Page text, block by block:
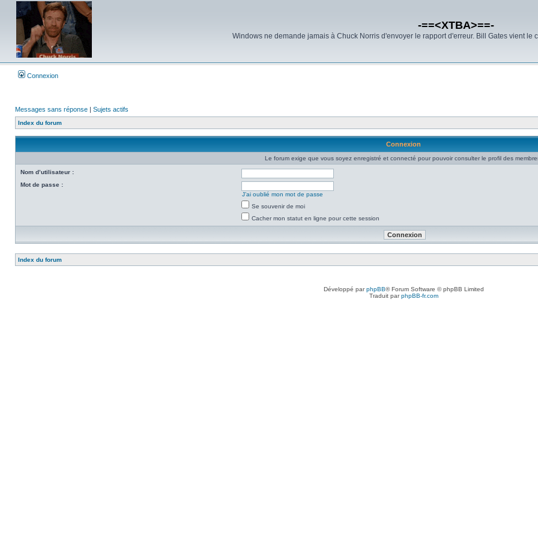
-==<XTBA>==-
Windows ne demande jamais à Chuck Norris d'envoyer le rapport d'erreur. Bill Gates vient le
Connexion
Messages sans réponse | Sujets actifs
Index du forum
Connexion
Le forum exige que vous soyez enregistré et connecté pour pouvoir consulter le profil des
Nom d’utilisateur :
Mot de passe :
J’ai oublié mon mot de passe
Se souvenir de moi
Cacher mon statut en ligne pour cette session
Index du forum
Développé parphpBB® Forum Software © phpBB Limited
Traduit parphpBB-fr.com